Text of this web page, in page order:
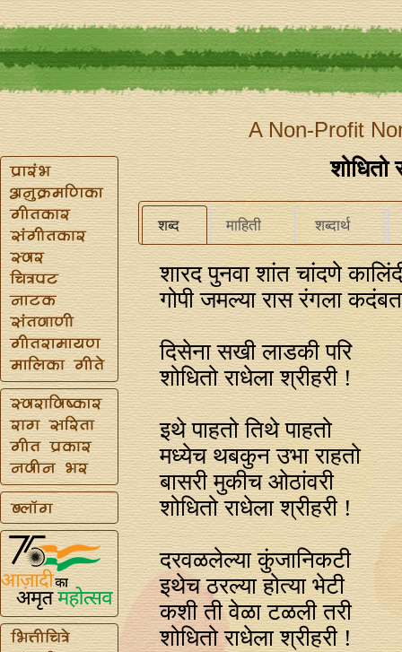
A Non-Profit
शोधितो
शब्द माहिती शब्दार्थ
शारद पुनवा शांत चांदणे
गोपी जमल्या रास रंगला
दिसेना सखी लाडकी परि
शोधितो राधेला श्रीहरी !
इथे पाहतो तिथे पाहतो
मध्येच थबकुन उभा राहतो
बासरी मुकीच ओठांवरी
शोधितो राधेला श्रीहरी !
दरवळलेल्या कुंजानिकटी
इथेच ठरल्या होत्या भेटी
कशी ती वेळा टळली तरी
शोधितो राधेला श्रीहरी !